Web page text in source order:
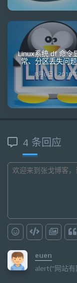
Linux系统 df 命令
常、分区丢失问
8月6日 · 2016
4 条回应
euen
alert("网站